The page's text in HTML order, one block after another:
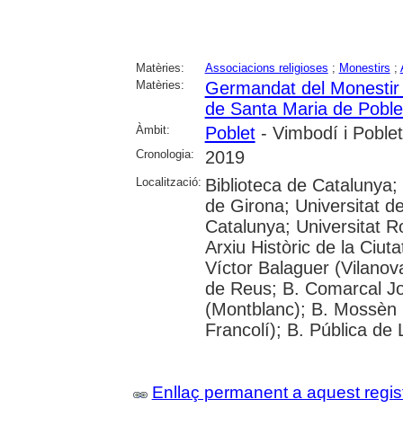
Matèries: Associacions religioses ; Monestirs ;
Matèries:
Germandat del
de Santa Maria de
Àmbit: Poblet- Vimbodí i Poblet
Cronologia: 2019
Localització: Biblioteca de
de Girona; Universitat
Catalunya; Universitat
Arxiu Històric de la
Víctor Balaguer
de Reus; B. Comarcal
(Montblanc); B.
Francolí); B. Pública de
Enllaç permanent a aquest